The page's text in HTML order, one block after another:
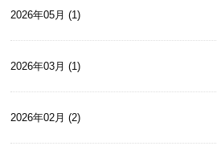
2026年05月 (1)
2026年03月 (1)
2026年02月 (2)